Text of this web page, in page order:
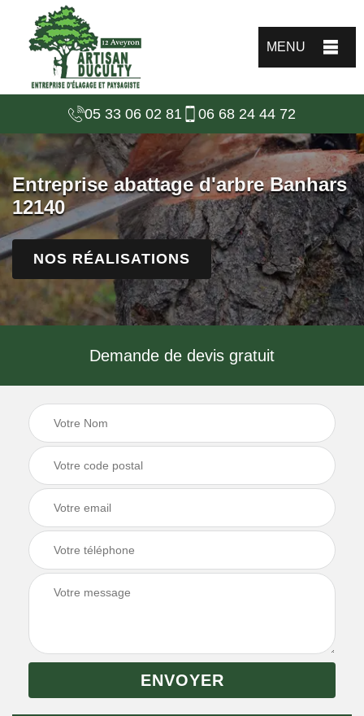
MENU
05 33 06 02 81 06 68 24 44 72
Entreprise abattage d'arbre Banhars
12140
NOS RÉALISATIONS
Demande de devis gratuit